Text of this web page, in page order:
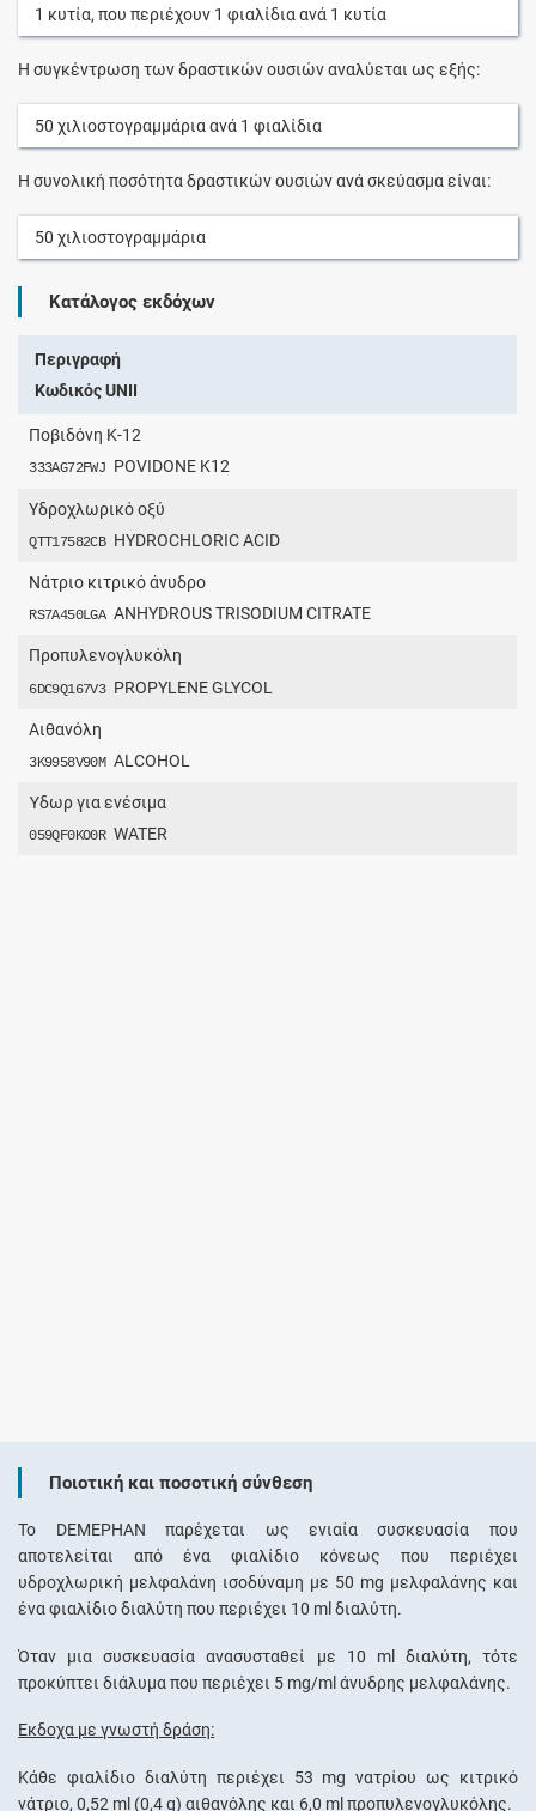
1 κυτία, που περιέχουν 1 φιαλίδιαανά 1 κυτία
Η συγκέντρωση των δραστικών ουσιών αναλύεται ως εξής:
50 χιλιοστογραμμάριαανά 1 φιαλίδια
Η συνολική ποσότητα δραστικών ουσιών ανά σκεύασμα είναι:
50 χιλιοστογραμμάρια
Κατάλογος εκδόχων
Περιγραφή
Κωδικός UNII
Ποβιδόνη K-12
333AG72FWJ POVIDONE K12
Υδροχλωρικό οξύ
QTT17582CB HYDROCHLORIC ACID
Νάτριο κιτρικό άνυδρο
RS7A450LGA ANHYDROUS TRISODIUM CITRATE
Προπυλενογλυκόλη
6DC9Q167V3 PROPYLENE GLYCOL
Αιθανόλη
3K9958V90M ALCOHOL
Ύδωρ για ενέσιμα
059QF0KO0R WATER
Ποιοτική και ποσοτική σύνθεση
Το DEMEPHAN παρέχεται ως ενιαία συσκευασία που
αποτελείται από ένα φιαλίδιο κόνεως που περιέχει
υδροχλωρική μελφαλάνη ισοδύναμη με 50 mg μελφαλάνης και
ένα φιαλίδιο διαλύτη που περιέχει 10 ml διαλύτη.
Όταν μια συσκευασία ανασυσταθεί με 10 ml διαλύτη, τότε
προκύπτει διάλυμα που περιέχει 5 mg/ml άνυδρης μελφαλάνης.
Έκδοχα με γνωστή δράση:
Κάθε φιαλίδιο διαλύτη περιέχει 53 mg νατρίου ως κιτρικό
νάτριο, 0,52 ml (0,4 g) αιθανόλης και 6,0 ml προπυλενογλυκόλης.